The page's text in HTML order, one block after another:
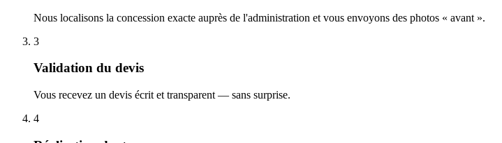
Nous localisons la concession exacte auprès de l'administration et vous envoyons des photos « avant ».
3
Validation du devis
Vous recevez un devis écrit et transparent — sans surprise.
4